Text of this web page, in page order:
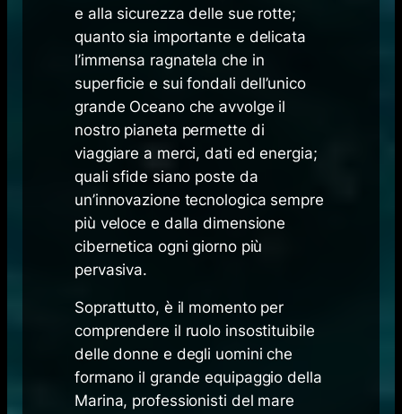
e alla sicurezza delle sue rotte;
quanto sia importante e delicata
l’immensa ragnatela che in
superficie e sui fondali dell’unico
grande Oceano che avvolge il
nostro pianeta permette di
viaggiare a merci, dati ed energia;
quali sfide siano poste da
un’innovazione tecnologica sempre
più veloce e dalla dimensione
cibernetica ogni giorno più
pervasiva.
Soprattutto, è il momento per
comprendere il ruolo insostituibile
delle donne e degli uomini che
formano il grande equipaggio della
Marina, professionisti del mare